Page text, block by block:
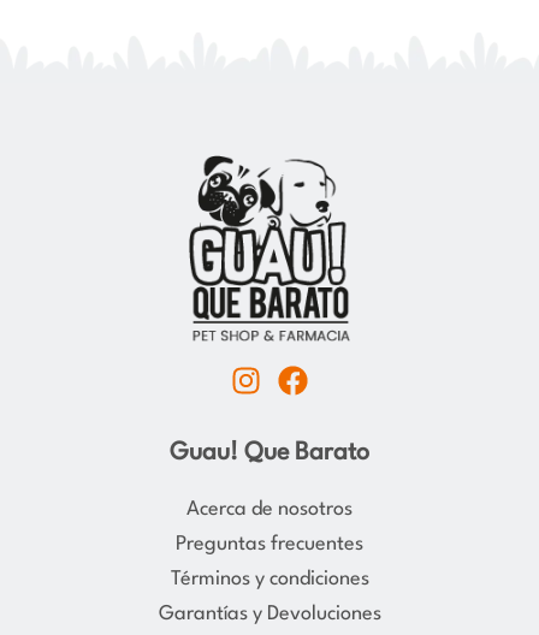
I
s
t
a
r
a
m
F
c
e
b
o
k
Guau! Que Barato
Acerca de nosotros
Preguntas frecuentes
Términos y condiciones
Garantías y Devoluciones